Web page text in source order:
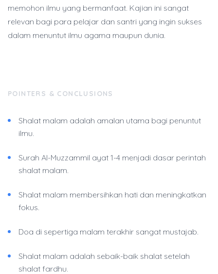
memohon ilmu yang bermanfaat. Kajian ini sangat
relevan bagi para pelajar dan santri yang ingin sukses
dalam menuntut ilmu agama maupun dunia.
POINTERS & CONCLUSIONS
Shalat malam adalah amalan utama bagi penuntut
ilmu.
Surah Al-Muzzammil ayat 1-4 menjadi dasar perintah
shalat malam.
Shalat malam membersihkan hati dan meningkatkan
fokus.
Doa di sepertiga malam terakhir sangat mustajab.
Shalat malam adalah sebaik-baik shalat setelah
shalat fardhu.